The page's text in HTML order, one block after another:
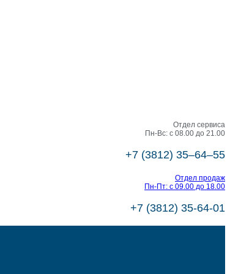
Отдел сервиса
Пн-Вс: с 08.00 до 21.00
+7 (3812) 35‒64‒55
Отдел продаж
Пн-Пт: с 09.00 до 18.00
+7 (3812) 35-64-01